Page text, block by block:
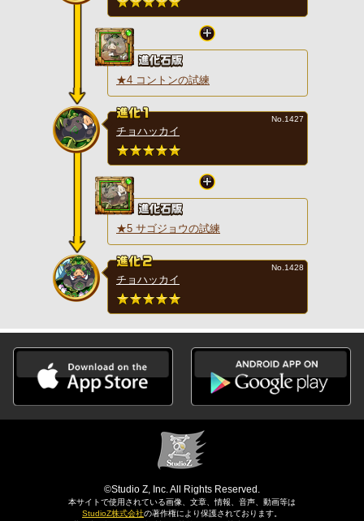
★4 コントンの試練
チョハッカイ
No.1427
★5 サゴジョウの試練
チョハッカイ
No.1428
©Studio Z, Inc. All Rights Reserved.
本サイトで使用されている画像、文章、情報、音声、動画等は
StudioZ株式会社の著作権により保護されております。